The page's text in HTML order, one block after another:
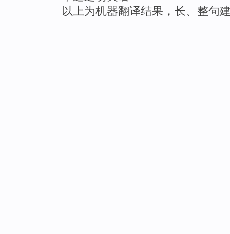
以上为机器翻译结果，长、整句